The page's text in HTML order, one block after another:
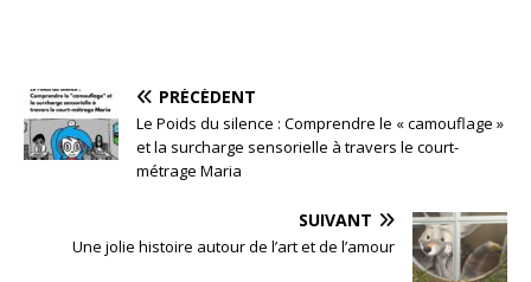
PRÉCÉDENT
Le Poids du silence : Comprendre le « camouflage »
et la surcharge sensorielle à travers le court-
métrage Maria
SUIVANT
Une jolie histoire autour de l’art et de l’amour